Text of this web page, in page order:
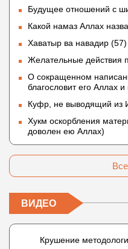
Будущее отношений с
Какой намаз Аллах
Хаватыр ва навадир (57)
Желательные
О сокращенном
благословит его Аллах и
Куфр, не выводящий из
Хукм оскорбления
доволен ею Аллах)
ВИДЕО
Крушение